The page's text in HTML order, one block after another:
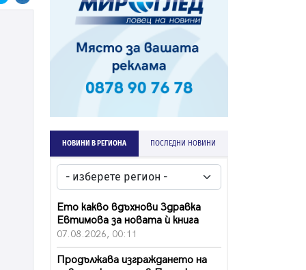
НОВИНИ В РЕГИОНА ПОСЛЕДНИ НОВИНИ
Ето какво вдъхнови Здравка
Евтимова за новата ѝ книга
07.08.2026, 00:11
Продължава изграждането на